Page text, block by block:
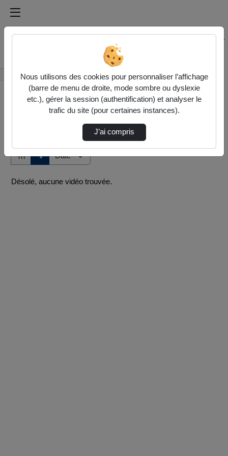
Médiathèque de l'université Paris
Rechercher un média sur Médiathèque de l'université
Accueil Vidéos
Tri ↘
Désolé, aucune vidéo trouvée.
Nous utilisons des cookies pour personnaliser l’affichage
(barre de menu de droite, mode sombre ou dyslexie
etc.), gérer la session (authentification) et analyser le
trafic du site (pour certaines instances).
J’ai compris